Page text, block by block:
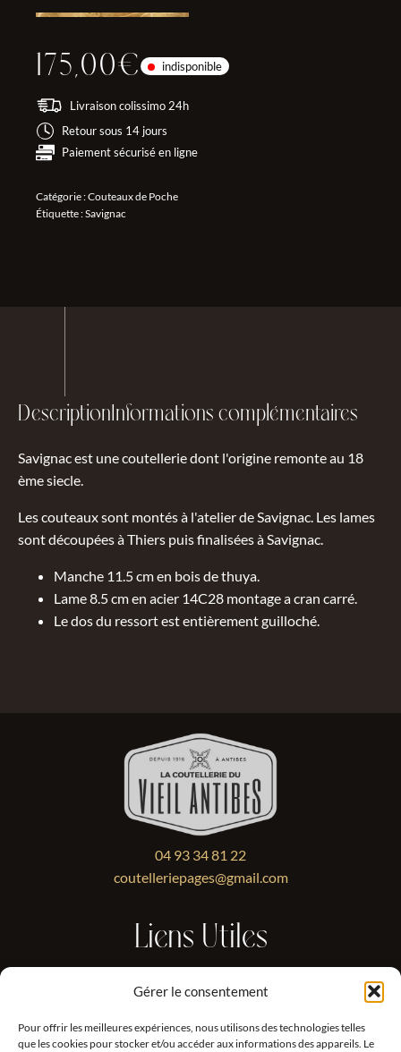
Gérer le consentement
Pour offrir les meilleures expériences, nous utilisons des technologies telles
que les cookies pour stocker et/ou accéder aux informations des appareils. Le
175,00€ indisponible
Livraison colissimo 24h
Retour sous 14 jours
Paiement sécurisé en ligne
Catégorie :Couteaux de Poche
Étiquette :Savignac
DescriptionInformations complémentaires
Savignac est une coutellerie dont l'origine remonte au 18
ème siecle.
Les couteaux sont montés à l'atelier de Savignac. Les lames
sont découpées à Thiers puis finalisées à Savignac.
Manche 11.5 cm en bois de thuya.
Lame 8.5 cm en acier 14C28 montage a cran carré.
Le dos du ressort est entièrement guilloché.
04 93 34 81 22
coutelleriepages@gmail.com
Liens Utiles
Conditions Générales de Ventes